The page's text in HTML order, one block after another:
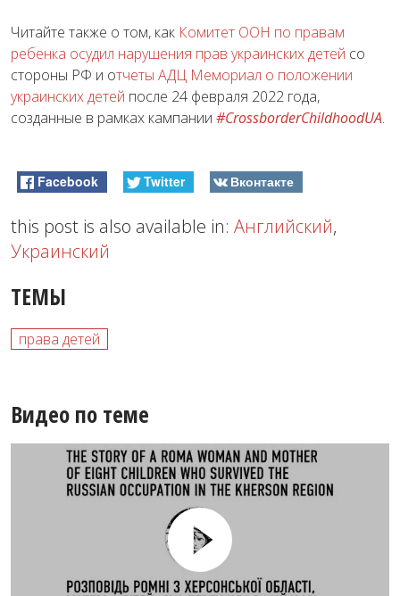
Читайте также о том, как Комитет ООН по правам
ребенка осудил нарушения прав украинских детей со
стороны РФ и отчеты АДЦ Мемориал о положении
украинских детей после 24 февраля 2022 года,
созданные в рамках кампании #CrossborderСhildhoodUA.
Facebook Twitter Вконтакте
this post is also available in: Английский,
Украинский
ТЕМЫ
права детей
Видео по теме